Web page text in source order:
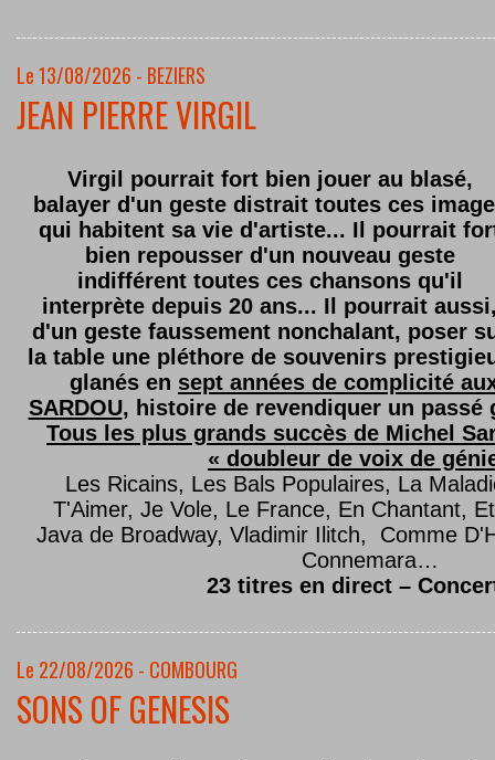
Le 13/08/2026 - BEZIERS
JEAN PIERRE VIRGIL
Virgil pourrait fort bien jouer au blasé,
balayer d'un geste distrait toutes ces
qui habitent sa vie d'artiste... Il pourrait
bien repousser d'un nouveau geste
indifférent toutes ces chansons qu'il
interprète depuis 20 ans... Il pourrait
d'un geste faussement nonchalant, poser
la table une pléthore de souvenirs
glanés en sept années de complicité
SARDOU, histoire de revendiquer un passé
Tous les plus grands succès de Michel
« doubleur de voix de
Les Ricains, Les Bals Populaires, La
T'Aimer, Je Vole, Le France, En Chantant,
Java de Broadway, Vladimir Ilitch, Comme
Connemara…
23 titres en direct –
Le 22/08/2026 - COMBOURG
SONS OF GENESIS